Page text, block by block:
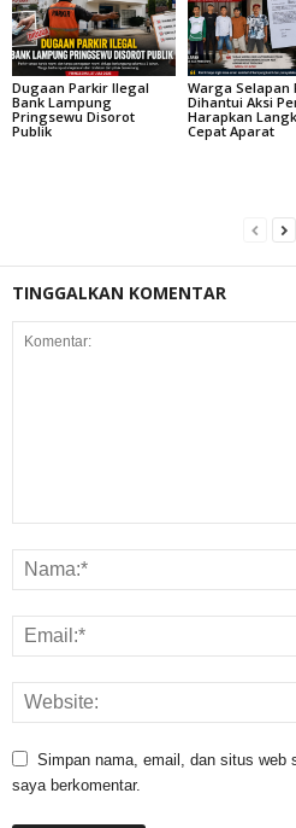
Dugaan Parkir Ilegal
Bank Lampung
Pringsewu Disorot
Publik
Warga Selapan
Dihantui Aksi
Harapkan
Cepat Aparat
TINGGALKAN KOMENTAR
Simpan nama, email, dan situs web
saya berkomentar.